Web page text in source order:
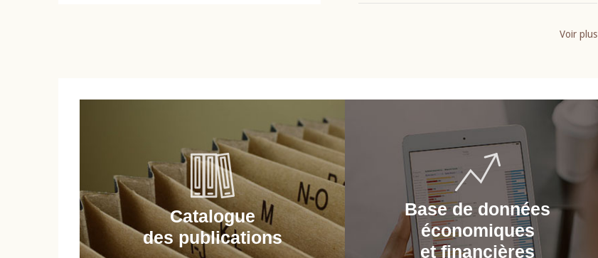
Voir plus
Catalogue
des publications
Base de données
économiques
et financières